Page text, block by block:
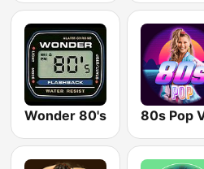
Wonder 80's